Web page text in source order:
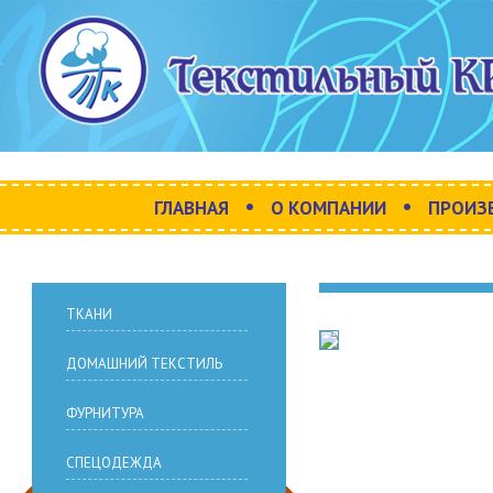
ГЛАВНАЯ • О КОМПАНИИ •
ТКАНИ
ДОМАШНИЙ ТЕКСТИЛЬ
ФУРНИТУРА
СПЕЦОДЕЖДА